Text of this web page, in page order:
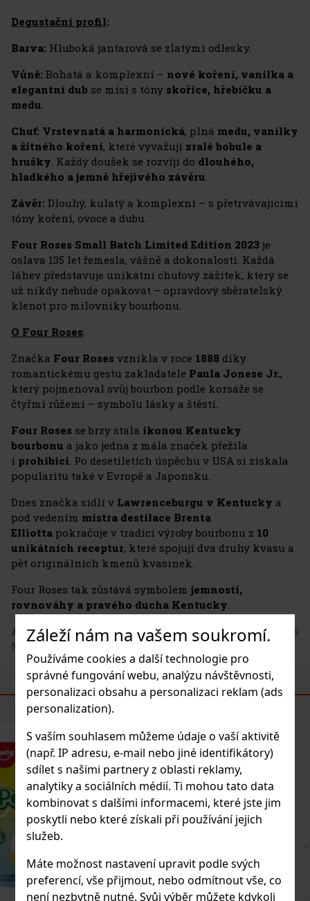
Záleží nám na vašem soukromí.
Používáme cookies a další technologie pro
správné fungování webu, analýzu návštěvnosti,
personalizaci obsahu a personalizaci reklam (ads
personalization).
S vaším souhlasem můžeme údaje o vaší aktivitě
(např. IP adresu, e-mail nebo jiné identifikátory)
sdílet s našimi partnery z oblasti reklamy,
analytiky a sociálních médií. Ti mohou tato data
kombinovat s dalšími informacemi, které jste jim
poskytli nebo které získali při používání jejich
služeb.
Máte možnost nastavení upravit podle svých
preferencí, vše přijmout, nebo odmítnout vše, co
není nezbytně nutné. Svůj výběr můžete kdykoli
Degustační profil:
Barva: Hluboká jantarová se zlatými odlesky.
Vůně: Bohatá a komplexní – nové koření, vanilka a
elegantní dub se mísí s tóny skořice, hřebíčku a
medu.
Chuť: Vrstevnatá a harmonická, plná medu, vanilky
a žitného koření, které vyvažují zralé bobule a
hrušky. Každý doušek se rozvíjí do dlouhého,
hladkého a jemně hřejivého závěru.
Závěr: Dlouhý, kulatý a komplexní – s přetrvávajícími
tóny koření, ovoce a dubu.
Four Roses Small Batch Limited Edition 2023 je
oslava 135 let řemesla, vášně a dokonalosti. Každá
láhev představuje unikátní chuťový zážitek, který se
už nikdy nebude opakovat – opravdový sběratelský
klenot pro milovníky bourbonu.
O Four Roses:
Značka Four Roses vznikla v roce 1888 díky
romantickému gestu zakladatele Paula Jonese Jr.,
který pojmenoval svůj bourbon podle korsáže se
čtyřmi růžemi – symbolu lásky a štěstí.
Four Roses se brzy stala ikonou Kentucky
bourbonu a jako jedna z mála značek přežila
i prohibici. Po desetiletích úspěchu v USA si získala
popularitu také v Evropě a Japonsku.
Dnes značka sídlí v Lawrenceburgu v Kentucky a
pod vedením mistra destilace Brenta
Elliotta pokračuje v tradici výroby bourbonu z 10
unikátních receptur, které spojují dva druhy kvasu a
pět originálních kmenů kvasinek.
Four Roses tak zůstává symbolem jemnosti,
rovnováhy a pravého ducha Kentucky.
Adresa výrobce: Four Roses Distillery LLC, 1224 Bonds
Mill Rd, KY 40342 Lawrenceburg, US
PODOBNÉ PRODUKTY
Novinka